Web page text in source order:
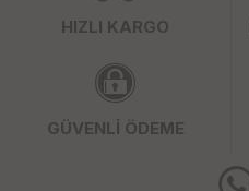
HIZLI KARGO
GÜVENLİ ÖDEME